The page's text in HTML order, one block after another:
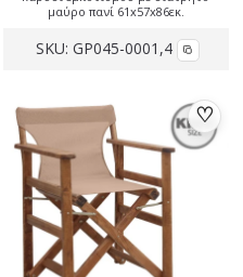
SKU: GP045-0001,4
μαύρο πανί 61x57x86εκ.
♡